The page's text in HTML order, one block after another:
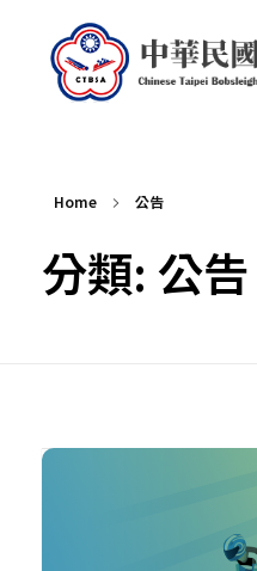
Home 公告
分類: 公告